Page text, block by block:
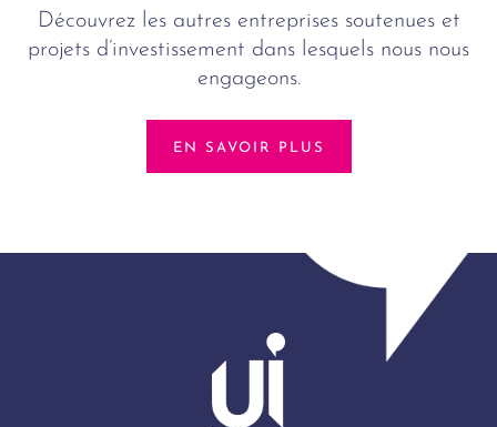
Découvrez les autres entreprises soutenues et
projets d’investissement dans lesquels nous nous
engageons.
EN SAVOIR PLUS